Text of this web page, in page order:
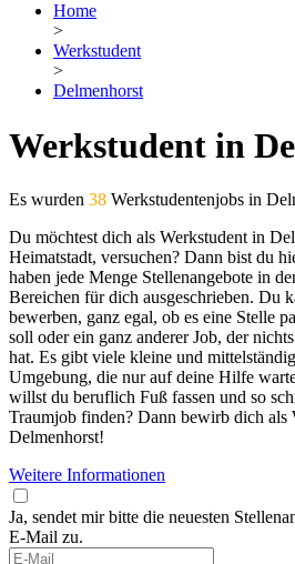
Home
>
Werkstudent
>
Delmenhorst
Werkstudent in
Es wurden 38 Werkstudentenjobs in
Du möchtest dich als Werkstudent in
Heimatstadt, versuchen? Dann bist du
haben jede Menge Stellenangebote in
Bereichen für dich ausgeschrieben. Du
bewerben, ganz egal, ob es eine Stelle
soll oder ein ganz anderer Job, der
hat. Es gibt viele kleine und
Umgebung, die nur auf deine Hilfe
willst du beruflich Fuß fassen und so
Traumjob finden? Dann bewirb dich als
Delmenhorst!
Weitere Informationen
Ja, sendet mir bitte die neuesten
E-Mail zu.